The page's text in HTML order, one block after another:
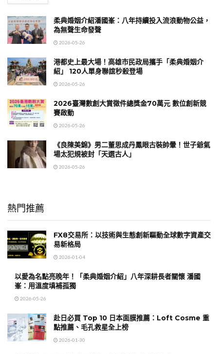
柔典婚姻介紹潘國峯：八年持續投入流浪動物公益，
為無聲生命發聲
2026-05-26
港都史上最大場！高雄市民政局攜手「柔典婚姻介
紹」 120人單身聯誼秒殺登場
2026-05-26
2026臺灣數創大賞徵件總獎金70萬元 數位創新競
賽啟動
2026-05-26
《良陳美錦》男二董思成丹鳳眼古裝帥暈！世子爺氣
場太犯規被封「天選古人」
2026-05-26
熱門推薦
FX8交易所：以技術與生態創新驅動全球數字資產交
易新格局
2026-01-04
以愛為名點亮晚年！「柔典婚姻介紹」八年深耕長者關懷 潘國
峯：用溫度填補孤獨
2026-05-26
赴日必買 Top 10 日本面膜推薦：Loft Cosme 重
點推薦、毛孔救星全上榜
2026-01-30